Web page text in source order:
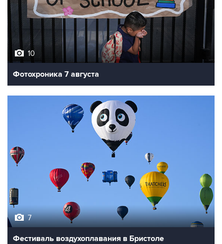
10
Фотохроника 7 августа
Фестиваль воздухоплавания в Бристоле